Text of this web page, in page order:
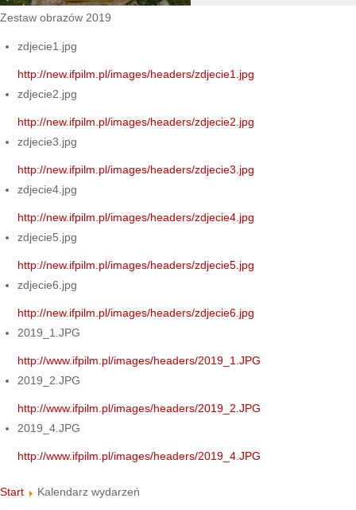
Zestaw obrazów 2019
zdjecie1.jpg
http://new.ifpilm.pl/images/headers/zdjecie1.jpg
zdjecie2.jpg
http://new.ifpilm.pl/images/headers/zdjecie2.jpg
zdjecie3.jpg
http://new.ifpilm.pl/images/headers/zdjecie3.jpg
zdjecie4.jpg
http://new.ifpilm.pl/images/headers/zdjecie4.jpg
zdjecie5.jpg
http://new.ifpilm.pl/images/headers/zdjecie5.jpg
zdjecie6.jpg
http://new.ifpilm.pl/images/headers/zdjecie6.jpg
2019_1.JPG
http://www.ifpilm.pl/images/headers/2019_1.JPG
2019_2.JPG
http://www.ifpilm.pl/images/headers/2019_2.JPG
2019_4.JPG
http://www.ifpilm.pl/images/headers/2019_4.JPG
Start Kalendarz wydarzeń